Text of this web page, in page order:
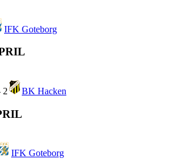
IFK Goteborg
2 BK Hacken
IFK Goteborg